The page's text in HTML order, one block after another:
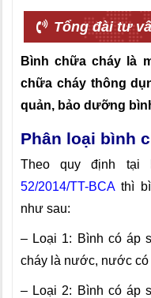
Tổng đài tư
Bình chữa cháy là
chữa cháy thông
quản, bảo dưỡng
Phân loại bình
Theo quy định
52/2014/TT-BCAthì
như sau:
– Loại 1: Bình có áp
cháy là nước, nước có
– Loại 2: Bình có áp